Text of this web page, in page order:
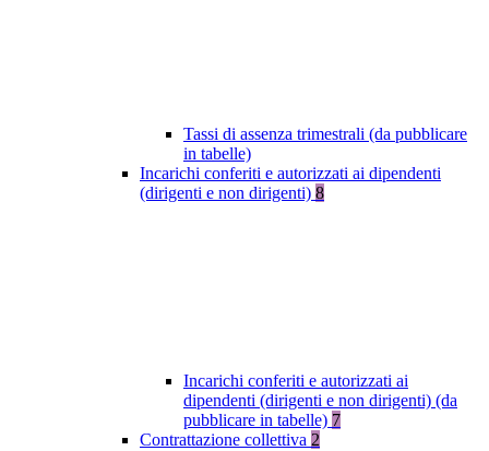
Tassi di assenza trimestrali (da pubblicare
in tabelle)
Incarichi conferiti e autorizzati ai dipendenti
(dirigenti e non dirigenti) 8
Incarichi conferiti e autorizzati ai
dipendenti (dirigenti e non dirigenti) (da
pubblicare in tabelle) 7
Contrattazione collettiva 2